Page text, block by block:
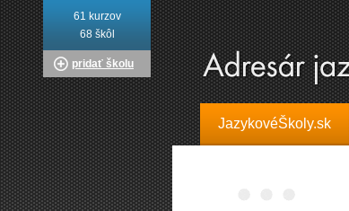
JazykovéŠkoly.sk
61 kurzov
68 škôl
pridať školu